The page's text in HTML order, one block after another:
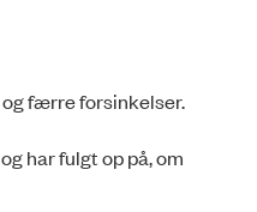
færre forsinkelser.
har fulgt op på, om